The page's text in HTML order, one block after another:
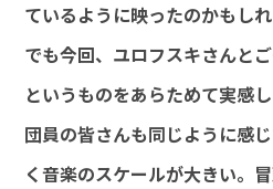
ているように映ったのかもしれ
でも今回、ユロフスキさんと
というものをあらためて実感
団員の皆さんも同じように感
く音楽のスケールが大きい。